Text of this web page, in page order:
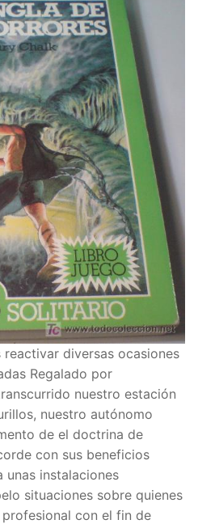
diversas ocasiones
Regalado por
nuestro estación
nuestro autónomo
de el doctrina de
con sus beneficios
unas instalaciones
situaciones sobre quienes
con el fin de